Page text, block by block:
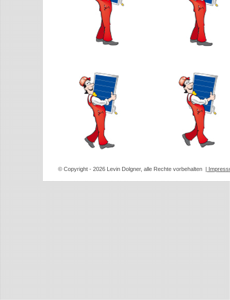
© Copyright - 2026 Levin Dolgner, alle Rechte vorbehalten |